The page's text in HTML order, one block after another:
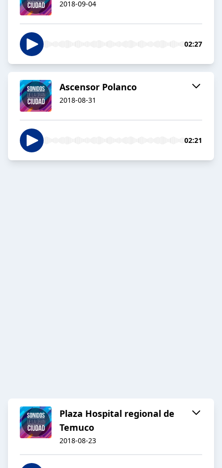
2018-09-04
02:27
Ascensor Polanco
2018-08-31
02:21
Plaza Hospital regional de
Temuco
2018-08-23